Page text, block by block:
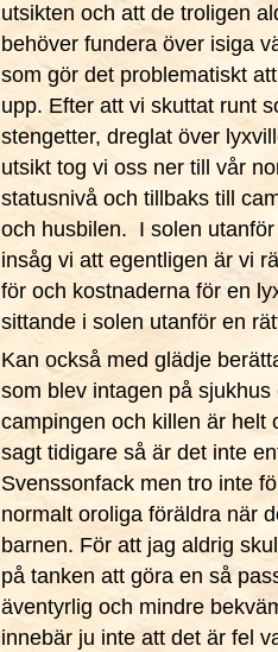
utsikten och att de troligen
behöver fundera över isiga
som gör det problematiskt
upp. Efter att vi skuttat runt
stengetter, dreglat över
utsikt tog vi oss ner till vår
statusnivå och tillbaks till
och husbilen. I solen
insåg vi att egentligen är vi
för och kostnaderna för en
sittande i solen utanför en
Kan också med glädje
som blev intagen på
campingen och killen är
sagt tidigare så är det inte
Svenssonfack men tro inte
normalt oroliga föräldra när
barnen. För att jag aldrig
på tanken att göra en så
äventyrlig och mindre
innebär ju inte att det är fel